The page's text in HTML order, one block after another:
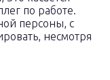
по работе.
персоны, с
несмотря